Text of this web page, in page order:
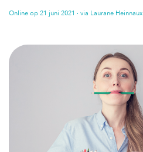
Online op 21 juni 2021 · via Laurane Heinnaux